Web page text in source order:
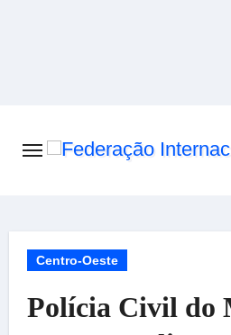
Centro-Oeste
Polícia Civil do